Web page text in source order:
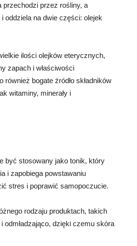
przechodzi przez rośliny, a
oddziela na dwie części: olejek
ilości olejków eterycznych,
zapach i właściwości
również bogate źródło składników
witaminy, minerały i
być stosowany jako tonik, który
i zapobiega powstawaniu
stres i poprawić samopoczucie.
rodzaju produktach, takich
odmładzająco, dzięki czemu skóra